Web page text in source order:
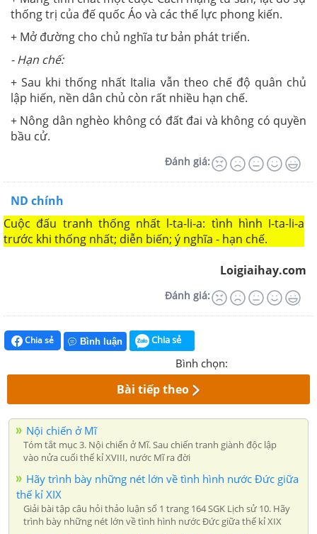
thống trị của đế quốc Áo và các thế lực phong kiến.
+ Mở đường cho chủ nghĩa tư bản phát triển.
- Hạn chế:
+ Sau khi thống nhất Italia vẫn theo chế độ quân chủ
lập hiến, nền dân chủ còn rất nhiều hạn chế.
+ Nông dân nghèo không có đất đai và không có quyền
bầu cử.
Đánh giá:
ND chính
Cuộc đấu tranh thống nhất l-ta-li-a: tình hình I-ta-li-a
trước khi thống nhất; diễn biến; ý nghĩa - hạn chế.
Loigiaihay.com
Đánh giá:
Chia sẻ Bình luận Chia sẻ
Bình chọn:
Bài tiếp theo
Nội chiến ở Mĩ
Tóm tắt mục 3. Nội chiến ở Mĩ. Sau chiến tranh giành độc lập
vào nửa cuối thế kỉ XVIII, nước Mĩ ra đời
Hãy trình bày những nét lớn về tình hình nước Đức giữa
thế kỉ XIX
Giải bài tập câu hỏi thảo luận số 1 trang 164 SGK Lịch sử 10. Hãy
trình bày những nét lớn về tình hình nước Đức giữa thế kỉ XIX